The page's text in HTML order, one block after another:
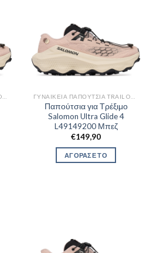
Παπούτσια για Τρέξιμο
Salomon Ultra Glide 4
L49149200 Μπεζ
€149,90
ΑΓΟΡΑΣΕ ΤΟ